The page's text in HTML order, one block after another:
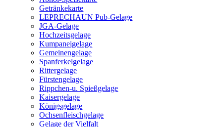
Getränkekarte
LEPRECHAUN Pub-Gelage
JGA-Gelage
Hochzeitsgelage
Kumpaneigelage
Gemeinengelage
Spanferkelgelage
Rittergelage
Fürstengelage
Rippchen-u. Spießgelage
Kaisergelage
Königsgelage
Ochsenfleischgelage
Gelage der Vielfalt